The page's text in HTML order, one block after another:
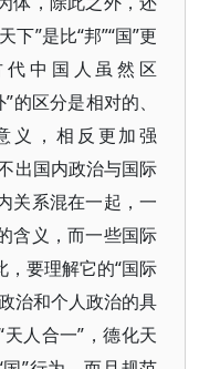
”是比“邦”“国”更
中国人虽然区
的区分是相对的、
义，相反更加强
出国内政治与国际
关系混在一起，一
含义，而一些国际
要理解它的“国际
治和个人政治的具
人合一”，德化天